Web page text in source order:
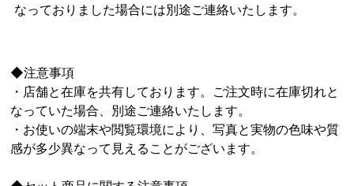
なっておりました場合には別途ご連絡いたします。
◆注意事項
・店舗と在庫を共有しております。ご注文時に在庫切れと
なっていた場合、別途ご連絡いたします。
・お使いの端末や閲覧環境により、写真と実物の色味や質
感が多少異なって見えることがございます。